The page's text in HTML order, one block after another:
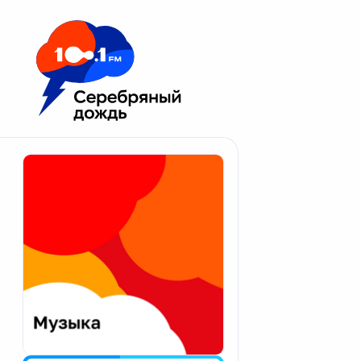
Москва 100.1 FM
Апатиты
Екатеринбург
Калининград
Калуга